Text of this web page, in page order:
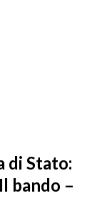
di Stato:
bando –